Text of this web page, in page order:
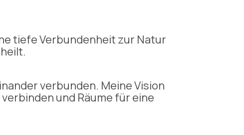
tiefe Verbundenheit zur Natur
verbunden. Meine Vision
und Räume für eine